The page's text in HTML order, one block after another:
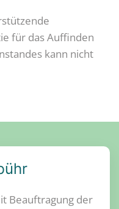
für das Auffinden
kann nicht
Beauftragung der